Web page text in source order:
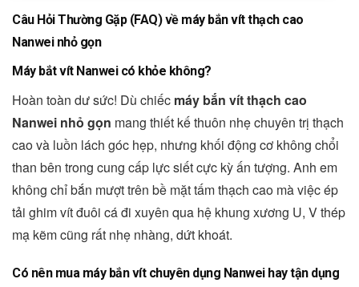
Câu Hỏi Thường Gặp (FAQ) về máy bắn vít thạch cao
Nanwei nhỏ gọn
Máy bắt vít Nanwei có khỏe không?
Hoàn toàn dư sức! Dù chiếc máy bắn vít thạch cao
Nanwei nhỏ gọn mang thiết kế thuôn nhẹ chuyên trị thạch
cao và luồn lách góc hẹp, nhưng khối động cơ không chổi
than bên trong cung cấp lực siết cực kỳ ấn tượng. Anh em
không chỉ bắn mượt trên bề mặt tấm thạch cao mà việc ép
tải ghim vít đuôi cá đi xuyên qua hệ khung xương U, V thép
mạ kẽm cũng rất nhẹ nhàng, dứt khoát.
Có nên mua máy bắn vít chuyên dụng Nanwei hay tận dụng